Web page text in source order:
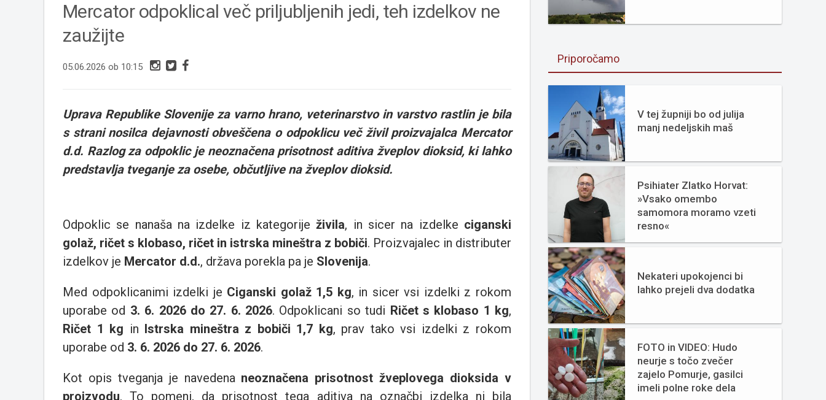
Mercator odpoklical več priljubljenih jedi, teh izdelkov ne
zaužijte
05.06.2026 ob 10:15
Uprava Republike Slovenije za varno hrano, veterinarstvo in varstvo rastlin je bila
s strani nosilca dejavnosti obveščena o odpoklicu več živil proizvajalca Mercator
d.d. Razlog za odpoklic je neoznačena prisotnost aditiva žveplov dioksid, ki lahko
predstavlja tveganje za osebe, občutljive na žveplov dioksid.
Odpoklic se nanaša na izdelke iz kategoriježivila, in sicer na izdelke ciganski
golaž, ričet s klobaso, ričet in istrska mineštra z bobiči. Proizvajalec in distributer
izdelkov je Mercator d.d., država porekla pa je Slovenija.
Med odpoklicanimi izdelki je Ciganski golaž 1,5 kg, in sicer vsi izdelki z rokom
uporabe od 3. 6. 2026 do 27. 6. 2026. Odpoklicani so tudi Ričet s klobaso 1 kg,
Ričet 1 kg in Istrska mineštra z bobiči 1,7 kg, prav tako vsi izdelki z rokom
uporabe od 3. 6. 2026 do 27. 6. 2026.
Kot opis tveganja je navedena neoznačena prisotnost žveplovega dioksida v
proizvodu. To pomeni, da prisotnost tega aditiva na označbi izdelka ni bila
Priporočamo
V tej župniji bo od julija
manj nedeljskih maš
Psihiater Zlatko Horvat:
»Vsako omembo
samomora moramo vzeti
resno«
Nekateri upokojenci bi
lahko prejeli dva dodatka
FOTO in VIDEO: Hudo
neurje s točo zvečer
zajelo Pomurje, gasilci
imeli polne roke dela